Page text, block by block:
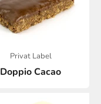
Privat Label
Doppio Cacao